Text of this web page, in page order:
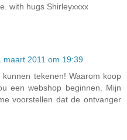
with hugs Shirleyxxxx
maart 2011 om 19:39
tekenen! Waarom koop
een webshop beginnen. Mijn
voorstellen dat de ontvanger